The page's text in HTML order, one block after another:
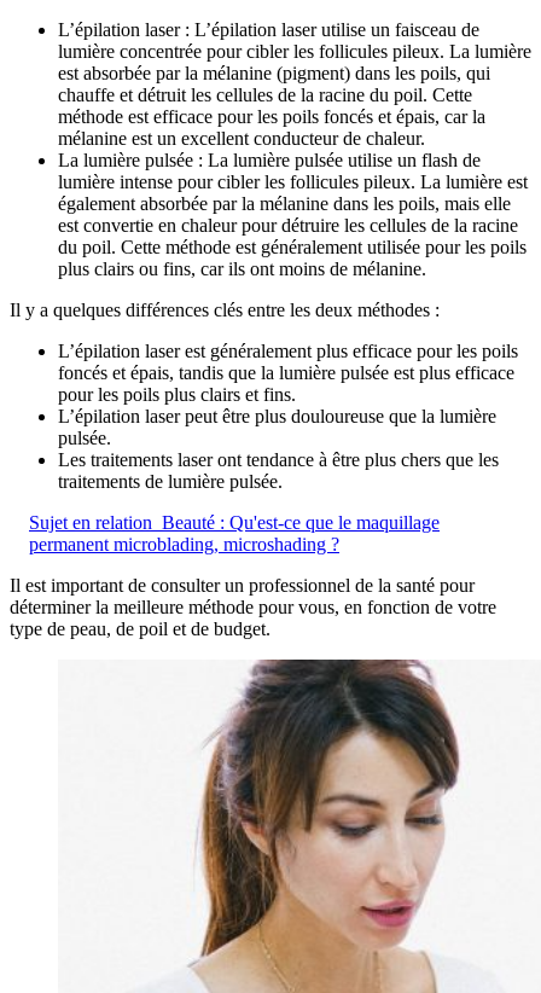
L’épilation laser : L’épilation laser utilise un faisceau de
lumière concentrée pour cibler les follicules pileux. La lumière
est absorbée par la mélanine (pigment) dans les poils, qui
chauffe et détruit les cellules de la racine du poil. Cette
méthode est efficace pour les poils foncés et épais, car la
mélanine est un excellent conducteur de chaleur.
La lumière pulsée : La lumière pulsée utilise un flash de
lumière intense pour cibler les follicules pileux. La lumière est
également absorbée par la mélanine dans les poils, mais elle
est convertie en chaleur pour détruire les cellules de la racine
du poil. Cette méthode est généralement utilisée pour les poils
plus clairs ou fins, car ils ont moins de mélanine.
Il y a quelques différences clés entre les deux méthodes :
L’épilation laser est généralement plus efficace pour les poils
foncés et épais, tandis que la lumière pulsée est plus efficace
pour les poils plus clairs et fins.
L’épilation laser peut être plus douloureuse que la lumière
pulsée.
Les traitements laser ont tendance à être plus chers que les
traitements de lumière pulsée.
Sujet en relation Beauté : Qu'est-ce que le maquillage
permanent microblading, microshading ?
Il est important de consulter un professionnel de la santé pour
déterminer la meilleure méthode pour vous, en fonction de votre
type de peau, de poil et de budget.